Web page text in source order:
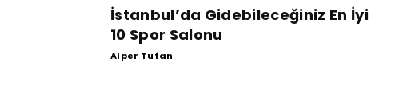
İstanbul’da Gidebileceğiniz En İyi
10 Spor Salonu
Alper Tufan